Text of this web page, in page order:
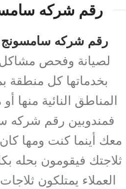
رقم شركه
رقم شركه سامسونج
لصيانة وفحص
بخدماتها كل
المناطق النائية منها
فمندوبين رقم شركه
معك أينما كنت ومها
ثلاجتك فيقومون بحله
العملاء يمتلكون